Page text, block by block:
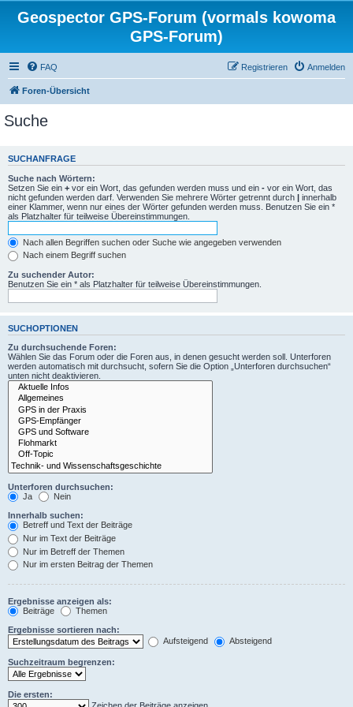
Geospector GPS-Forum (vormals kowoma
GPS-Forum)
FAQ Anmelden
Registrieren
Foren-Übersicht
Suche
SUCHANFRAGE
Suche nach Wörtern:
Setzen Sie ein + vor ein Wort, das gefunden werden muss und ein - vor ein Wort, das
nicht gefunden werden darf. Verwenden Sie mehrere Wörter getrennt durch | innerhalb
einer Klammer, wenn nur eines der Wörter gefunden werden muss. Benutzen Sie ein *
als Platzhalter für teilweise Übereinstimmungen.
Nach allen Begriffen suchen oder Suche wie angegeben verwenden
Nach einem Begriff suchen
Zu suchender Autor:
Benutzen Sie ein * als Platzhalter für teilweise Übereinstimmungen.
SUCHOPTIONEN
Zu durchsuchende Foren:
Wählen Sie das Forum oder die Foren aus, in denen gesucht werden soll. Unterforen
werden automatisch mit durchsucht, sofern Sie die Option „Unterforen durchsuchen“
unten nicht deaktivieren.
Unterforen durchsuchen:
Ja
Nein
Innerhalb suchen:
Betreff und Text der Beiträge
Nur im Text der Beiträge
Nur im Betreff der Themen
Nur im ersten Beitrag der Themen
Ergebnisse anzeigen als:
Beiträge
Themen
Ergebnisse sortieren nach:
Aufsteigend
Absteigend
Suchzeitraum begrenzen:
Die ersten: